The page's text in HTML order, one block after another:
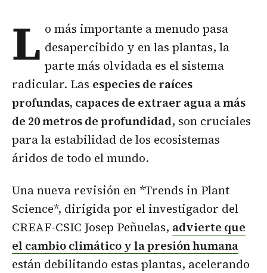
L o más importante a menudo pasa
desapercibido y en las plantas, la
parte más olvidada es el sistema
radicular. Las especies de raíces
profundas, capaces de extraer agua a más
de 20 metros de profundidad, son cruciales
para la estabilidad de los ecosistemas
áridos de todo el mundo.
Una nueva revisión en *Trends in Plant
Science*, dirigida por el investigador del
CREAF-CSIC Josep Peñuelas, advierte que
el cambio climático y la presión humana
están debilitando estas plantas, acelerando